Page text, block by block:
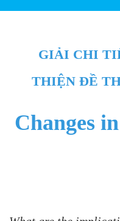
GIẢI CHI
THIỆN ĐỀ
Changes